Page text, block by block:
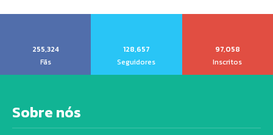
255,324
Fãs
128,657
Seguidores
97,058
Inscritos
Sobre nós